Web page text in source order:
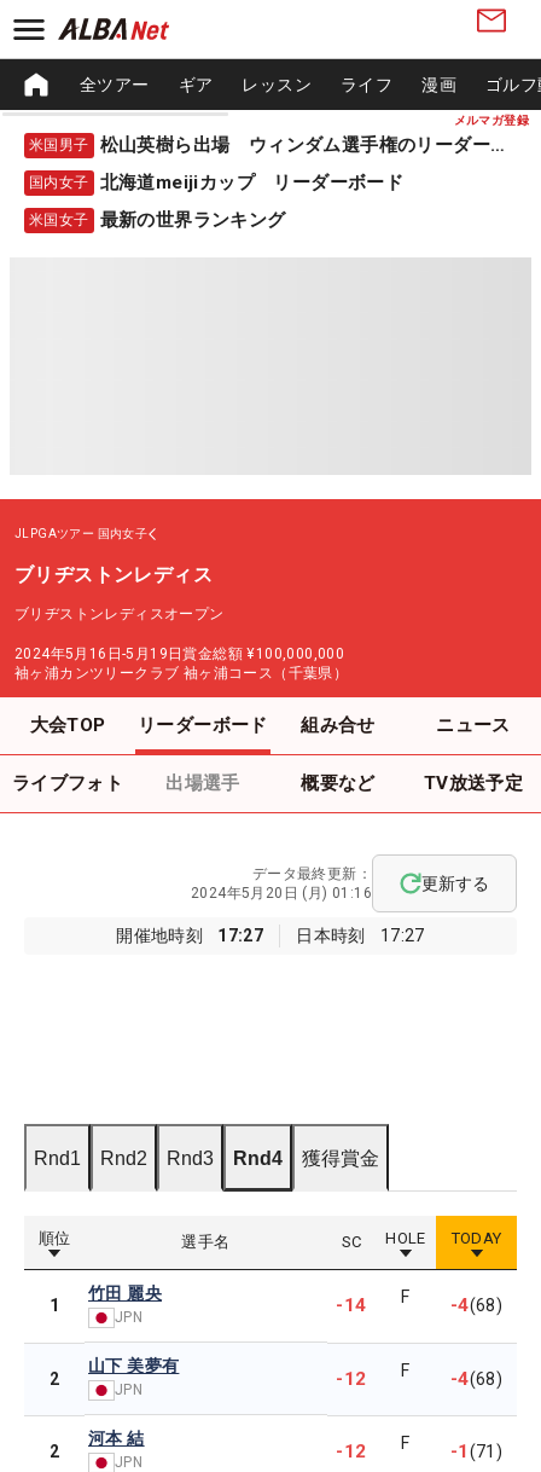
メルマガ登録
全ツアー ギア レッスン ライフ 漫画 ゴル
米国男子 松山英樹ら出場 ウィンダム選手権のリーダーボード
国内女子 北海道meijiカップ リーダーボード
米国女子 最新の世界ランキング
JLPGAツアー 国内女子
ブリヂストンレディス
ブリヂストンレディスオープン
2024年5月16日-5月19日賞金総額 ¥100,000,000
袖ヶ浦カンツリークラブ 袖ヶ浦コース（千葉県）
大会TOP リーダーボード 組み合せ ニュース
ライブフォト 出場選手 概要など TV放送予定
開催地時刻 17:27 日本時刻 17:27
データ最終更新：
2024年5月20日 (月) 01:16
更新する
Rnd1 Rnd2 Rnd3 Rnd4 獲得賞金
順位 選手名 SC HOLE TODAY
1
竹田 麗央
JPN
-14 F -4(68)
2
山下 美夢有
JPN -12 F -4(68)
2
河本 結
JPN -12 F -1(71)